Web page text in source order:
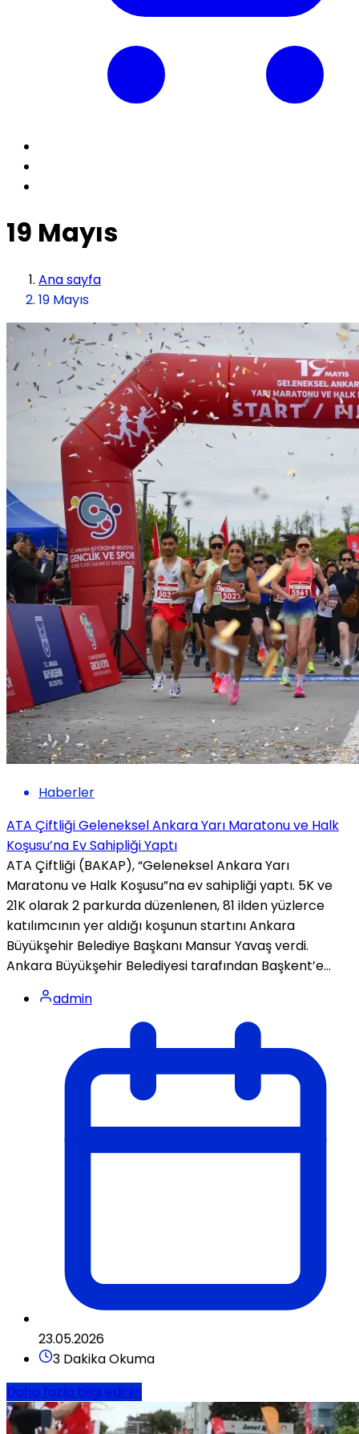
19 Mayıs
Ana sayfa
19 Mayıs
Haberler
ATA Çiftliği Geleneksel Ankara Yarı Maratonu ve Halk
Koşusu’na Ev Sahipliği Yaptı
ATA Çiftliği (BAKAP), “Geleneksel Ankara Yarı
Maratonu ve Halk Koşusu”na ev sahipliği yaptı. 5K ve
21K olarak 2 parkurda düzenlenen, 81 ilden yüzlerce
katılımcının yer aldığı koşunun startını Ankara
Büyükşehir Belediye Başkanı Mansur Yavaş verdi.
Ankara Büyükşehir Belediyesi tarafından Başkent’e...
admin
23.05.2026
3 Dakika Okuma
Daha fazla bilgi edinin